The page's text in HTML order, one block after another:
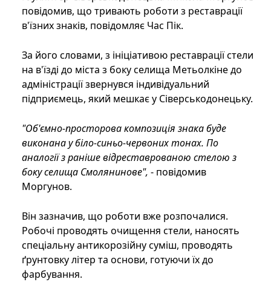
повідомив, що тривають роботи з реставрації
в'їзних знаків, повідомляє Час Пік.
За його словами, з ініціативою реставрації стели
на в'їзді до міста з боку селища Метьолкіне до
адміністрації звернувся індивідуальний
підприємець, який мешкає у Сіверськодонецьку.
"Об'ємно-просторова композиція знака буде
виконана у біло-синьо-червоних тонах. По
аналогії з раніше відреставрованою стелою з
боку селища Смолянинове", - повідомив
Моргунов.
Він зазначив, що роботи вже розпочалися.
Робочі проводять очищення стели, наносять
спеціальну антикорозійну суміш, проводять
ґрунтовку літер та основи, готуючи їх до
фарбування.